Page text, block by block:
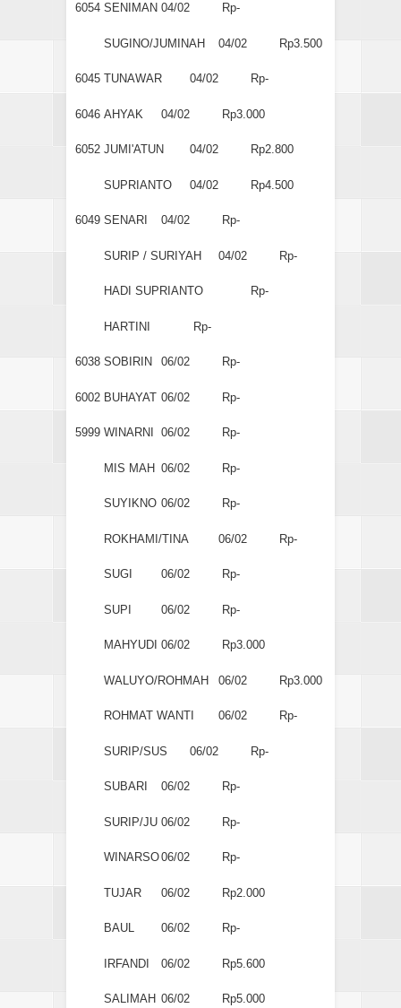
6054 SENIMAN 04/02 Rp-
SUGINO/JUMINAH 04/02 Rp3.500
6045 TUNAWAR 04/02 Rp-
6046 AHYAK 04/02 Rp3.000
6052 JUMI'ATUN 04/02 Rp2.800
SUPRIANTO 04/02 Rp4.500
6049 SENARI 04/02 Rp-
SURIP / SURIYAH 04/02 Rp-
HADI SUPRIANTO Rp-
HARTINI Rp-
6038 SOBIRIN 06/02 Rp-
6002 BUHAYAT 06/02 Rp-
5999 WINARNI 06/02 Rp-
MIS MAH 06/02 Rp-
SUYIKNO 06/02 Rp-
ROKHAMI/TINA 06/02 Rp-
SUGI 06/02 Rp-
SUPI 06/02 Rp-
MAHYUDI 06/02 Rp3.000
WALUYO/ROHMAH 06/02 Rp3.000
ROHMAT WANTI 06/02 Rp-
SURIP/SUS 06/02 Rp-
SUBARI 06/02 Rp-
SURIP/JU 06/02 Rp-
WINARSO06/02 Rp-
TUJAR 06/02 Rp2.000
BAUL 06/02 Rp-
IRFANDI 06/02 Rp5.600
SALIMAH 06/02 Rp5.000